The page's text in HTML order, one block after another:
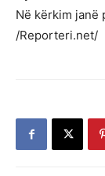
Në kërkim
/Reporteri.net/